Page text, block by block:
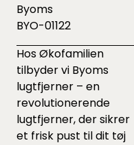
Byoms
BYO-01122
Hos Økofamilien
tilbyder vi Byoms
lugtfjerner – en
revolutionerende
lugtfjerner, der sikrer
et frisk pust til dit tøj